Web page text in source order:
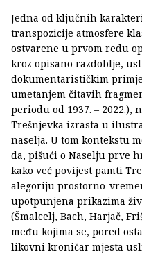
Jedna od ključnih
transpozicije atmosfere
ostvarene u prvom redu
kroz opisano razdoblje,
dokumentarističkim
umetanjem čitavih
periodu od 1937. – 2022.),
Trešnjevka izrasta u
naselja. U tom kontekstu
da, pišući o Naselju prve
kako već povijest pamti
alegoriju prostorno-
upotpunjena prikazima
(Šmalcelj, Bach, Harjač,
među kojima se, pored
likovni kroničar mjesta